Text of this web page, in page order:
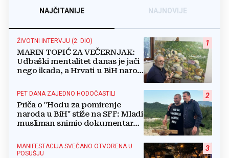
NAJČITANIJE NAJNOVIJE
1
ŽIVOTNI INTERVJU (2. DIO)
MARIN TOPIĆ ZA VEČERNJAK:
Udbaški mentalitet danas je jači
nego ikada, a Hrvati u BiH narod
2
PET DANA ZAJEDNO HODOČASTILI
Priča o "Hodu za pomirenje
naroda u BiH" stiže na SFF: Mladi
musliman snimio dokumentarac
3
MANIFESTACIJA SVEČANO OTVORENA U
POSUŠJU